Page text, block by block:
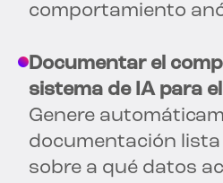
comportamiento
Documentar el
sistema de IA para
Genere
documentación
sobre a qué datos